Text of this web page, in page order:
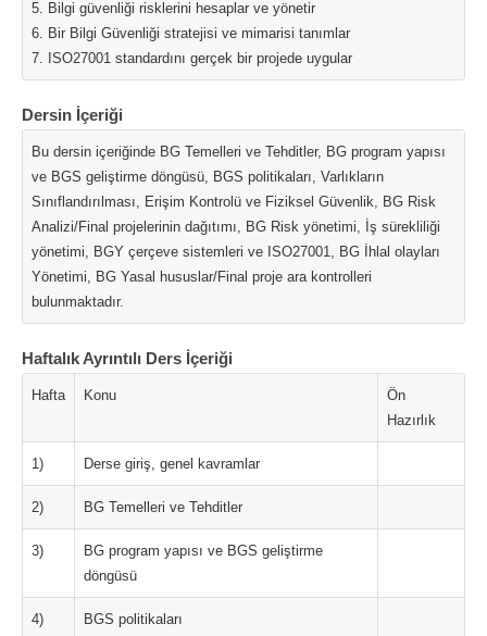
5. Bilgi güvenliği risklerini hesaplar ve yönetir
6. Bir Bilgi Güvenliği stratejisi ve mimarisi tanımlar
7. ISO27001 standardını gerçek bir projede uygular
Dersin İçeriği
Bu dersin içeriğinde BG Temelleri ve Tehditler, BG program yapısı
ve BGS geliştirme döngüsü, BGS politikaları, Varlıkların
Sınıflandırılması, Erişim Kontrolü ve Fiziksel Güvenlik, BG Risk
Analizi/Final projelerinin dağıtımı, BG Risk yönetimi, İş sürekliliği
yönetimi, BGY çerçeve sistemleri ve ISO27001, BG İhlal olayları
Yönetimi, BG Yasal hususlar/Final proje ara kontrolleri
bulunmaktadır.
Haftalık Ayrıntılı Ders İçeriği
Hafta Konu
Ön
Hazırlık
1) Derse giriş, genel kavramlar
2) BG Temelleri ve Tehditler
3)
BG program yapısı ve BGS geliştirme
döngüsü
4) BGS politikaları